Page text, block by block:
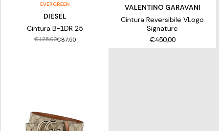
EVERGREEN
DIESEL
Cintura B-1DR 25
€125,00€87,50
VALENTINO GARAVANI
Cintura Reversibile VLogo
Signature
€450,00